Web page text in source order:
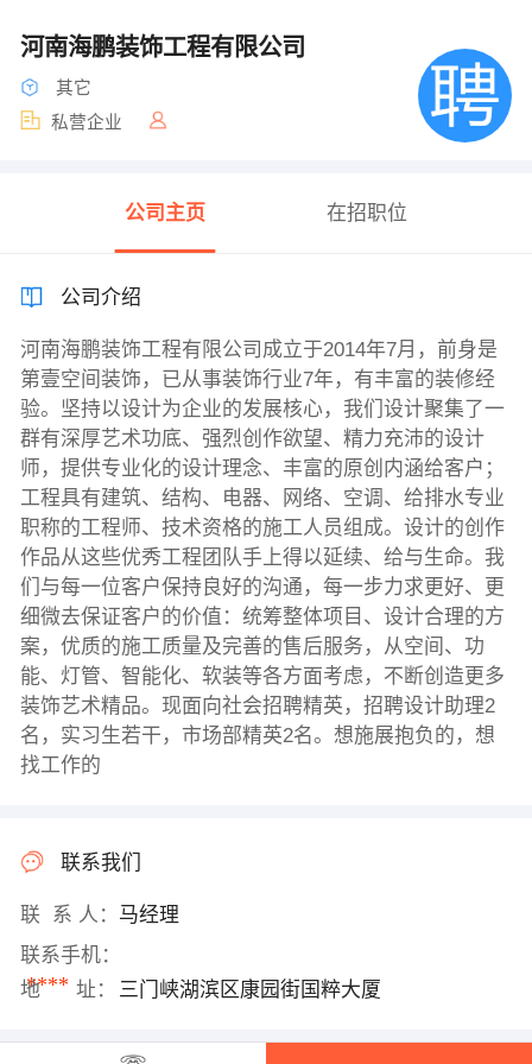
河南海鹏装饰工程有限公司
其它
私营企业
公司主页 在招职位
公司介绍
河南海鹏装饰工程有限公司成立于2014年7月，前身是
第壹空间装饰，已从事装饰行业7年，有丰富的装修经
验。坚持以设计为企业的发展核心，我们设计聚集了一
群有深厚艺术功底、强烈创作欲望、精力充沛的设计
师，提供专业化的设计理念、丰富的原创内涵给客户；
工程具有建筑、结构、电器、网络、空调、给排水专业
职称的工程师、技术资格的施工人员组成。设计的创作
作品从这些优秀工程团队手上得以延续、给与生命。我
们与每一位客户保持良好的沟通，每一步力求更好、更
细微去保证客户的价值：统筹整体项目、设计合理的方
案，优质的施工质量及完善的售后服务，从空间、功
能、灯管、智能化、软装等各方面考虑，不断创造更多
装饰艺术精品。现面向社会招聘精英，招聘设计助理2
名，实习生若干，市场部精英2名。想施展抱负的，想
找工作的
联系我们
联 系 人： 马经理
联系手机：
****
地 址： 三门峡湖滨区康园街国粹大厦